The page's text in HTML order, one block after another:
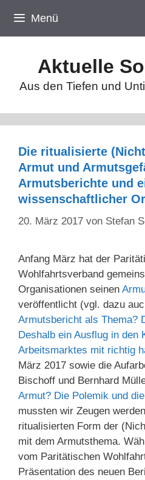
Inhalt
springen
Menü
Aktuelle
Aus den Tiefen und
Die ritualisierte
Armut und
Armutsberichte und
wissenschaftlicher
20. März 2017 von Stefan
Anfang März hat der
Wohlfahrtsverband
Organisationen seinen
veröffentlicht (vgl. dazu
Armutsbericht als Thema?
Deshalb ein Ausflug in den
Arbeitsmarktes mit richtig
März 2017 sowie die
Bischoff und Bernhard
Armut? Die Polemik und
mussten wir Zeugen
ritualisierten Form der
mit dem Armutsthema.
vom Paritätischen
Präsentation des neuen